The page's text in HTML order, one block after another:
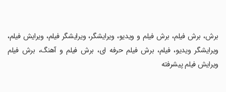
‏برش، برش فیلم، برش فیلم و ویدیو، ویرایشگر، ویرایشگر فیلم، ویرایش فیلم،
ویرایشگر ویدیو، فیلم، برش فیلم حرفه ای، برش فیلم و آهنگ، برش فیلم
ویرایش فیلم پیشرفته